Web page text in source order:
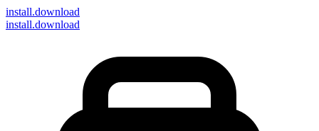
install.download
install.download